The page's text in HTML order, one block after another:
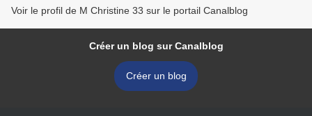
Voir le profil de M Christine 33 sur le portail Canalblog
Créer un blog sur Canalblog
Créer un blog